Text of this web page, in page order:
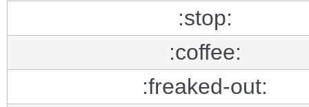
:stop:
:coffee:
:freaked-out: